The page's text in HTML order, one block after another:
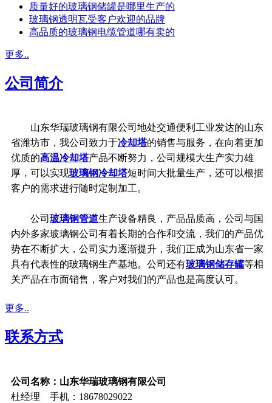
质量好的玻璃钢储罐是哪里生产的
玻璃钢透明瓦受客户欢迎的品牌
高品质的玻璃钢电缆管道哪有卖的
更多..
公司简介
山东华瑞玻璃钢有限公司地处交通便利工业发达的山东
省潍坊市，我公司致力于冷却塔的销售与服务，在向着更加
优质的高温冷却塔产品不断努力，公司规模大生产实力雄
厚，可以实现玻璃钢冷却塔短时间大批量生产，还可以根据
客户的需求进行随时定制加工。
公司 玻璃钢管道生产设备精良，产品品质高，公司与国
内外多家玻璃钢公司有着长期的合作和交流，我们的产品优
势在不断扩大，公司实力逐渐提升，我们正成为山东省一家
具有代表性的玻璃钢生产基地。公司还有玻璃钢储存罐等相
关产品在市面销售，客户对我们的产品也是高度认可。
更多..
联系方式
公司名称：山东华瑞玻璃钢有限公司
杜经理 手机：18678029022